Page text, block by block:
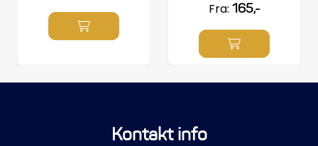
Fra: 165,-
Kontakt info